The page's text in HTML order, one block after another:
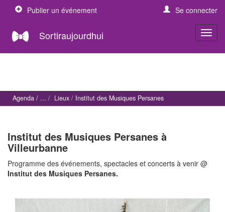
Publier un événement Se connecter
Sortiraujourdhui
Agenda Lieux Institut des Musiques Persanes
Institut des Musiques Persanes à
Villeurbanne
Programme des événements, spectacles et concerts à venir @
Institut des Musiques Persanes.